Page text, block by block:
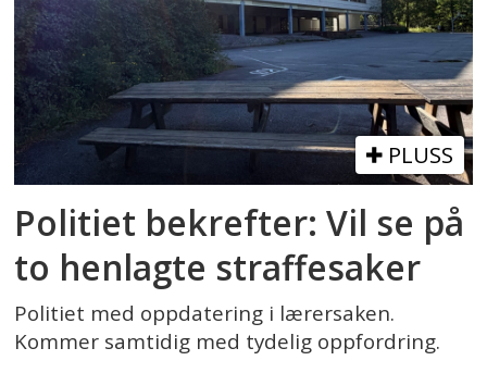
PLUSS
Politiet bekrefter: Vil se på
to henlagte straffesaker
Politiet med oppdatering i lærersaken.
Kommer samtidig med tydelig oppfordring.